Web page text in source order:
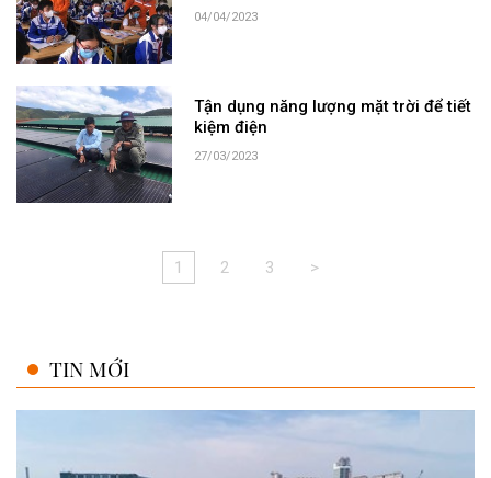
04/04/2023
Tận dụng năng lượng mặt trời để tiết
kiệm điện
27/03/2023
1 2 3 >
TIN MỚI